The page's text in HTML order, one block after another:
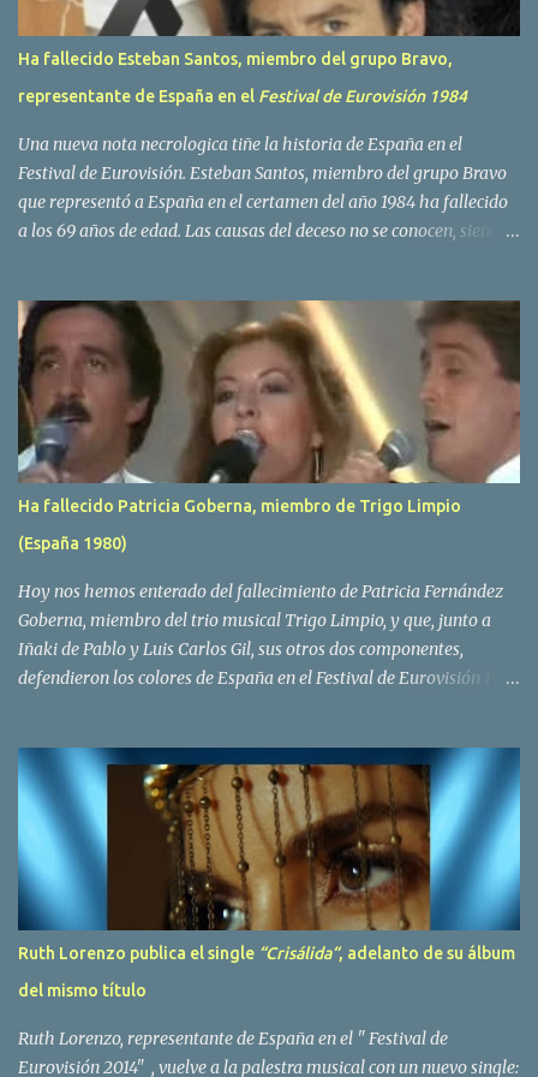
Ha fallecido Esteban Santos, miembro del grupo Bravo,
representante de España en el Festival de Eurovisión 1984
Una nueva nota necrologica tiñe la historia de España en el
Festival de Eurovisión. Esteban Santos, miembro del grupo Bravo
que representó a España en el certamen del año 1984 ha fallecido
a los 69 años de edad. Las causas del deceso no se conocen, siendo
traves de las redes sociales. Nacido en Tolosa en 1951, durante su
epoca universitaria en la carrera de empresariales conoció al
estudiante de medicina Luis Villar, comenzando a actuar
juntos,Santos a la guitarra y Villar al piano, sin atreverse a dar el
salto al mercado profesional. Sin embargo esto cambió gracias a la
propia Amaia Saizar, que tras su abandono de Trigo Limpio,
recibió por parte de la discografica Hispavox el encargo de crear
un nuevo grupo, reclutando al duo de amigos y a la ex modelo
Yolanda Hoyos. Con los cuatro surgió en el año 1982 el grupo
Ha fallecido Patricia Goberna, miembro de Trigo Limpio
(España 1980)
Hoy nos hemos enterado del fallecimiento de Patricia Fernández
Goberna, miembro del trio musical Trigo Limpio, y que, junto a
Iñaki de Pablo y Luis Carlos Gil, sus otros dos componentes,
defendieron los colores de España en el Festival de Eurovisión 1980
padeciendo desde hace tiempo. Patricia Fernández Goberna,
nacida en 1957, entró a formar parte de la formación musical
antes mencionada en el año 1979 sustituyendo a Amaya Saizar. Es
el año 1980 cuando son elegidos para representar a España en
Dublín donde, con su tema Quedate esta noche, obtienen el puesto
12 de 19 países. Tras esta participación graban en Estados Unidos
el disco Entrañablemente , abriendole las puertas del éxito en
America Latina, en especial en Mexico, en donde pasan largas
temporadas. En Trigo Limpio permanecerá hasta el año 1988,
Ruth Lorenzo publica el single “Crisálida“, adelanto de su álbum
del mismo título
Ruth Lorenzo, representante de España en el " Festival de
Eurovisión 2014" , vuelve a la palestra musical con un nuevo single: